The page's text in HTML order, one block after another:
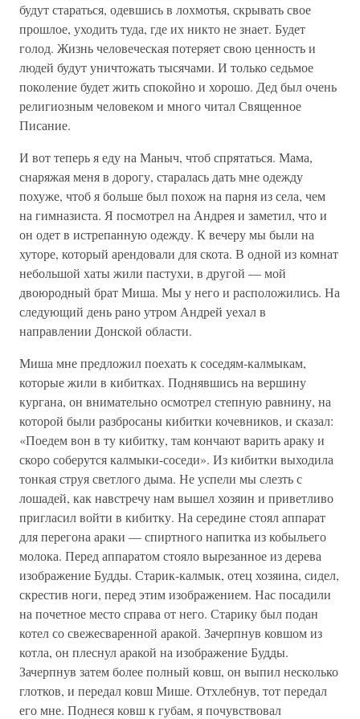
будут стараться, одевшись в лохмотья, скрывать свое
прошлое, уходить туда, где их никто не знает. Будет
голод. Жизнь человеческая потеряет свою ценность и
людей будут уничтожать тысячами. И только седьмое
поколение будет жить спокойно и хорошо. Дед был очень
религиозным человеком и много читал Священное
Писание.
И вот теперь я еду на Маныч, чтоб спрятаться. Мама,
снаряжая меня в дорогу, старалась дать мне одежду
похуже, чтоб я больше был похож на парня из села, чем
на гимназиста. Я посмотрел на Андрея и заметил, что и
он одет в истрепанную одежду. К вечеру мы были на
хуторе, который арендовали для скота. В одной из комнат
небольшой хаты жили пастухи, в другой — мой
двоюродный брат Миша. Мы у него и расположились. На
следующий день рано утром Андрей уехал в
направлении Донской области.
Миша мне предложил поехать к соседям-калмыкам,
которые жили в кибитках. Поднявшись на вершину
кургана, он внимательно осмотрел степную равнину, на
которой были разбросаны кибитки кочевников, и сказал:
«Поедем вон в ту кибитку, там кончают варить араку и
скоро соберутся калмыки-соседи». Из кибитки выходила
тонкая струя светлого дыма. Не успели мы слезть с
лошадей, как навстречу нам вышел хозяин и приветливо
пригласил войти в кибитку. На середине стоял аппарат
для перегона араки — спиртного напитка из кобыльего
молока. Перед аппаратом стояло вырезанное из дерева
изображение Будды. Старик-калмык, отец хозяина, сидел,
скрестив ноги, перед этим изображением. Нас посадили
на почетное место справа от него. Старику был подан
котел со свежесваренной аракой. Зачерпнув ковшом из
котла, он плеснул аракой на изображение Будды.
Зачерпнув затем более полный ковш, он выпил несколько
глотков, и передал ковш Мише. Отхлебнув, тот передал
его мне. Поднеся ковш к губам, я почувствовал